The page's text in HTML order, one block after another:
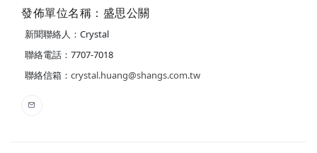
發佈單位名稱：盛思公關
新聞聯絡人：Crystal
聯絡電話：7707-7018
聯絡信箱： crystal.huang@shangs.com.tw